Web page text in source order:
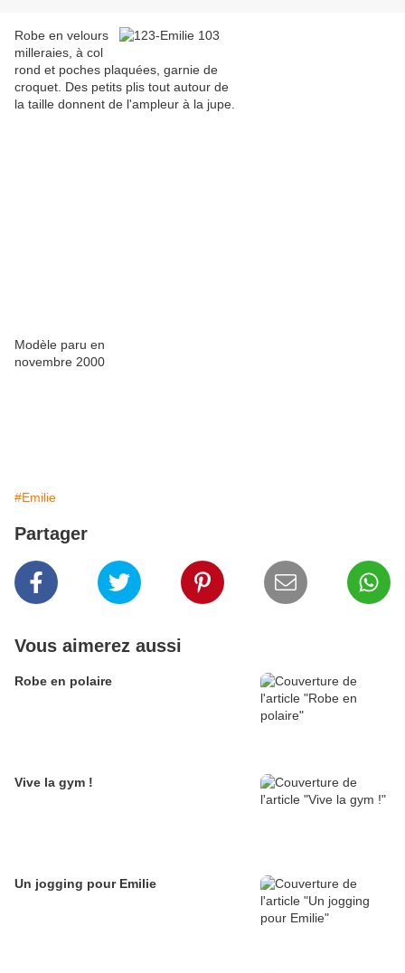
Robe en velours
milleraies, à col
rond et poches plaquées, garnie de
croquet. Des petits plis tout autour de
la taille donnent de l'ampleur à la jupe.
Modèle paru en
novembre 2000
#Emilie
Partager
Vous aimerez aussi
Robe en polaire
Vive la gym !
Un jogging pour Emilie